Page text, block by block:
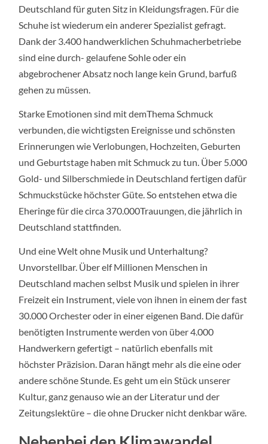
Deutschland für guten Sitz in Kleidungsfragen. Für die
Schuhe ist wiederum ein anderer Spezialist gefragt.
Dank der 3.400 handwerklichen Schuhmacherbetriebe
sind eine durch- gelaufene Sohle oder ein
abgebrochener Absatz noch lange kein Grund, barfuß
gehen zu müssen.
Starke Emotionen sind mit demThema Schmuck
verbunden, die wichtigsten Ereignisse und schönsten
Erinnerungen wie Verlobungen, Hochzeiten, Geburten
und Geburtstage haben mit Schmuck zu tun. Über 5.000
Gold- und Silberschmiede in Deutschland fertigen dafür
Schmuckstücke höchster Güte. So entstehen etwa die
Eheringe für die circa 370.000Trauungen, die jährlich in
Deutschland stattfinden.
Und eine Welt ohne Musik und Unterhaltung?
Unvorstellbar. Über elf Millionen Menschen in
Deutschland machen selbst Musik und spielen in ihrer
Freizeit ein Instrument, viele von ihnen in einem der fast
30.000 Orchester oder in einer eigenen Band. Die dafür
benötigten Instrumente werden von über 4.000
Handwerkern gefertigt – natürlich ebenfalls mit
höchster Präzision. Daran hängt mehr als die eine oder
andere schöne Stunde. Es geht um ein Stück unserer
Kultur, ganz genauso wie an der Literatur und der
Zeitungslektüre – die ohne Drucker nicht denkbar wäre.